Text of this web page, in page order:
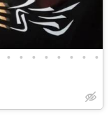
• • • • • • • •